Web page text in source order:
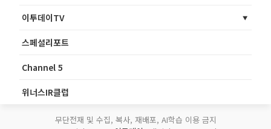
이투데이TV
스페셜리포트
Channel 5
위너스IR클럽
무단전재 및 수집, 복사, 재배포, AI학습 이용 금지